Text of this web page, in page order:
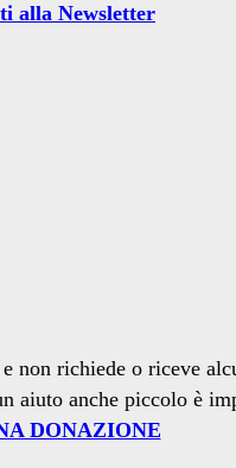
alla Newsletter
non richiede o riceve
aiuto anche piccolo è
DONAZIONE